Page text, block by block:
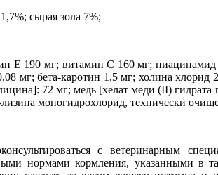
сырая зола 7%;
190 мг; витамин C 160 мг;
мг; бета-каротин 1,5 мг; холина хлорид
72 мг; медь [хелат меди (II)
моногидрохлорид, технически
с ветеринарным
нормами кормления, указанными в